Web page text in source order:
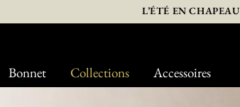
Bonnet Collections Accessoires
L’ÉTÉ EN CHAPEAU